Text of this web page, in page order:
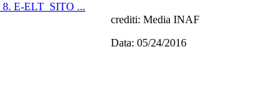
crediti: Media INAF
Data: 05/24/2016
8. E-ELT_SITO ...